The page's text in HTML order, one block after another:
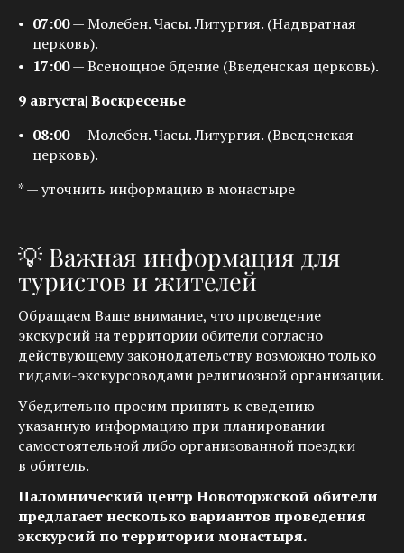
07:00— Молебен. Часы. Литургия. (Надвратная
церковь).
17:00— Всенощное бдение (Введенская церковь).
9 августа| Воскресенье
08:00— Молебен. Часы. Литургия. (Введенская
церковь).
* — уточнить информацию в монастыре
💡 Важная информация для
туристов и жителей
Обращаем Ваше внимание, что проведение
экскурсий на территории обители согласно
действующему законодательству возможно только
гидами-экскурсоводами религиозной организации.
Убедительно просим принять к сведению
указанную информацию при планировании
самостоятельной либо организованной поездки
в обитель.
Паломнический центр Новоторжской обители
предлагает несколько вариантов проведения
экскурсий по территории монастыря.